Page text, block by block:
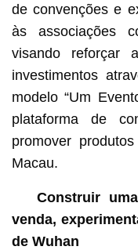
de convenções e
às associações
visando reforçar
investimentos
modelo “Um
plataforma de
promover
Macau.
Construir
venda,
de Wuhan